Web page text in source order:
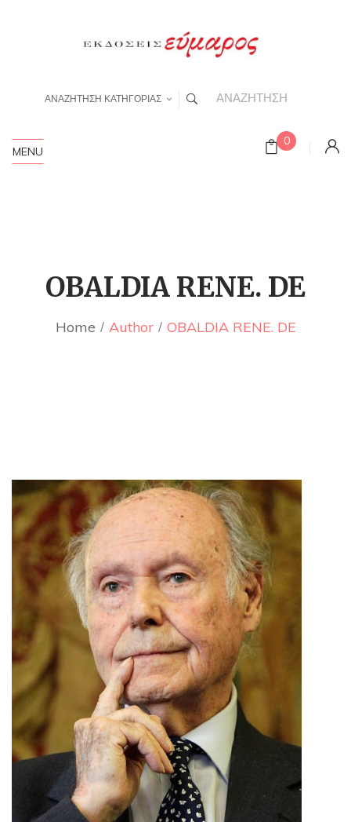
ΑΝΑΖΗΤΗΣΗ ΚΑΤΗΓΟΡΙΑΣ
0
MENU
OBALDIA RENE. DE
Home Author OBALDIA RENE. DE